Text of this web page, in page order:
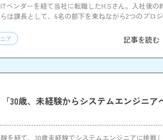
ベンダーを経て当社に転職したH.Sさん。入社後の
は課長として、6名の部下を束ねながら2つのプロ
ア 記事を読む
30歳、未経験からシステムエンジニア
を経て、30歳未経験でシステムエンジニアに挑戦